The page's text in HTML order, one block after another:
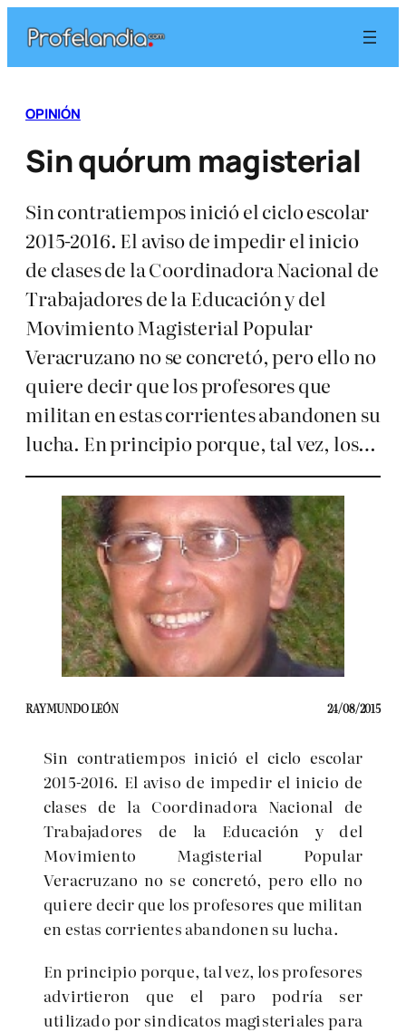
contenido
OPINIÓN
Sin quórum magisterial
Sin contratiempos inició el ciclo escolar
2015-2016. El aviso de impedir el inicio
de clases de la Coordinadora Nacional de
Trabajadores de la Educación y del
Movimiento Magisterial Popular
Veracruzano no se concretó, pero ello no
quiere decir que los profesores que
militan en estas corrientes abandonen su
lucha. En principio porque, tal vez, los…
RAYMUNDO LEÓN 24/08/2015
Sin contratiempos inició el ciclo escolar
2015-2016. El aviso de impedir el inicio de
clases de la Coordinadora Nacional de
Trabajadores de la Educación y del
Movimiento Magisterial Popular
Veracruzano no se concretó, pero ello no
quiere decir que los profesores que militan
en estas corrientes abandonen su lucha.
En principio porque, tal vez, los profesores
advirtieron que el paro podría ser
utilizado por sindicatos magisteriales para